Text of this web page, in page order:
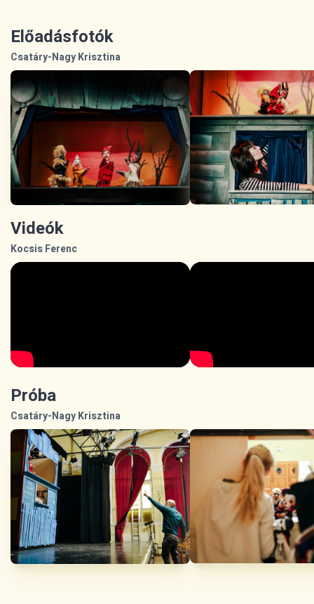
Előadásfotók
Csatáry-Nagy Krisztina
Videók
Kocsis Ferenc
Próba
Csatáry-Nagy Krisztina